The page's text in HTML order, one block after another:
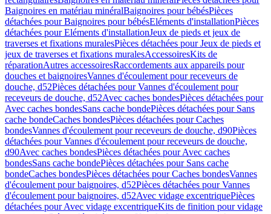
Baignoires en matériau minéralBaignoires pour bébésPièces
détachées pour Baignoires pour bébésEléments d'installationPièces
détachées pour Eléments d'installationJeux de pieds et jeux de
traverses et fixations muralesPièces détachées pour Jeux de pieds et
jeux de traverses et fixations muralesAccessoiresKits de
réparationAutres accessoiresRaccordements aux appareils pour
douches et baignoiresVannes d'écoulement pour receveurs de
douche, d52Pièces détachées pour Vannes d'écoulement pour
receveurs de douche, d52Avec caches bondesPièces détachées pour
Avec caches bondesSans cache bondePièces détachées pour Sans
cache bondeCaches bondesPièces détachées pour Caches
bondesVannes d'écoulement pour receveurs de douche, d90Pièces
détachées pour Vannes d'écoulement pour receveurs de douche,
d90Avec caches bondesPièces détachées pour Avec caches
bondesSans cache bondePièces détachées pour Sans cache
bondeCaches bondesPièces détachées pour Caches bondesVannes
d'écoulement pour baignoires, d52Pièces détachées pour Vannes
d'écoulement pour baignoires, d52Avec vidage excentriquePièces
détachées pour Avec vidage excentriqueKits de finition pour vidage